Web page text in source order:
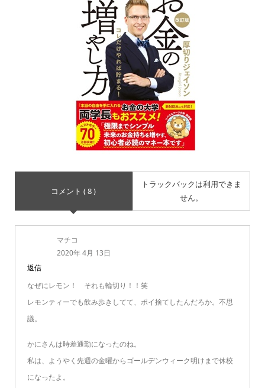
コメント ( 8 )
トラックバックは利用できま
せん。
マチコ
2020年 4月 13日
返信
なぜにレモン！ それも輪切り！！笑
レモンティーでも飲み歩きしてて、ポイ捨てしたんだろか。不思
議。
かにさんは時差通勤になったのね。
私は、ようやく先週の金曜からゴールデンウィーク明けまで休校
になったよ。